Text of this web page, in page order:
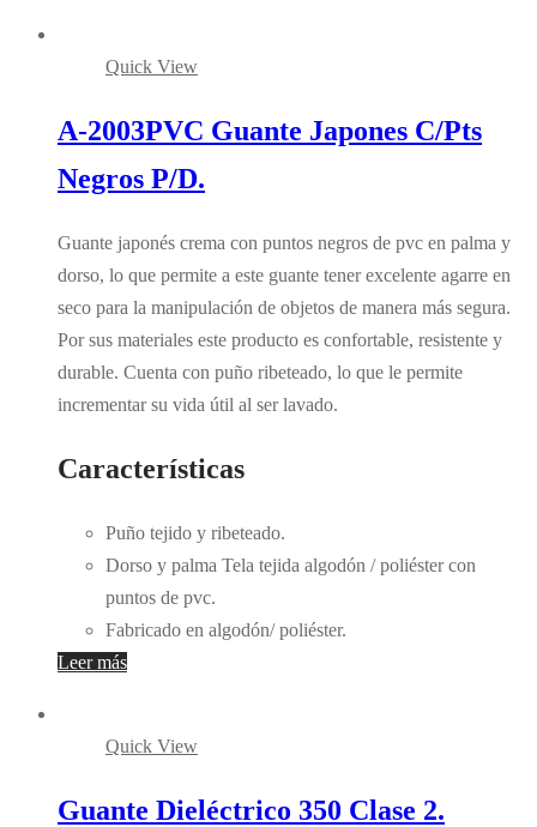
Quick View
A-2003PVC Guante Japones C/Pts
Negros P/D.
Guante japonés crema con puntos negros de pvc en palma y
dorso, lo que permite a este guante tener excelente agarre en
seco para la manipulación de objetos de manera más segura.
Por sus materiales este producto es confortable, resistente y
durable. Cuenta con puño ribeteado, lo que le permite
incrementar su vida útil al ser lavado.
Características
Puño tejido y ribeteado.
Dorso y palma Tela tejida algodón / poliéster con
puntos de pvc.
Fabricado en algodón/ poliéster.
Leer más
Quick View
Guante Dieléctrico 350 Clase 2.